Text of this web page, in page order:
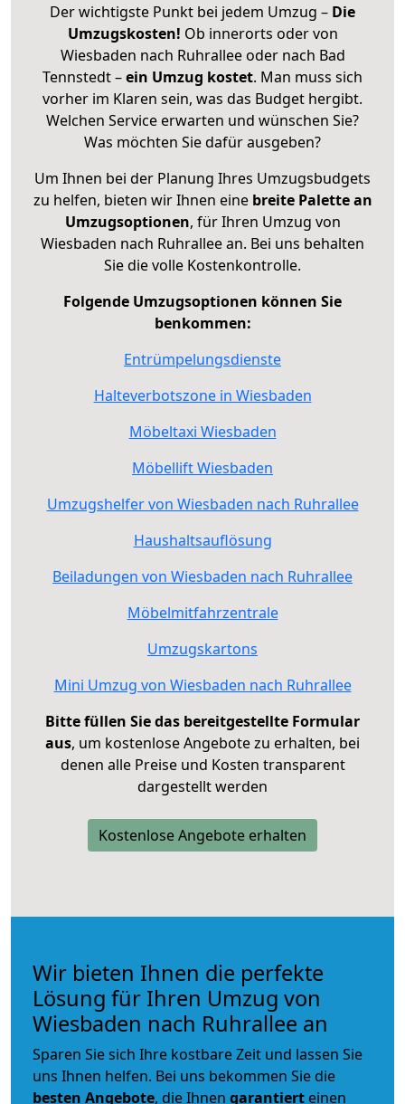
Der wichtigste Punkt bei jedem Umzug – Die
Umzugskosten! Ob innerorts oder von
Wiesbaden nach Ruhrallee oder nach Bad
Tennstedt –ein Umzug kostet. Man muss sich
vorher im Klaren sein, was das Budget hergibt.
Welchen Service erwarten und wünschen Sie?
Was möchten Sie dafür ausgeben?
Um Ihnen bei der Planung Ihres Umzugsbudgets
zu helfen, bieten wir Ihnen eine breite Palette an
Umzugsoptionen, für Ihren Umzug von
Wiesbaden nach Ruhrallee an. Bei uns behalten
Sie die volle Kostenkontrolle.
Folgende Umzugsoptionen können Sie
benkommen:
Entrümpelungsdienste
Halteverbotszone in Wiesbaden
Möbeltaxi Wiesbaden
Möbellift Wiesbaden
Umzugshelfer von Wiesbaden nach Ruhrallee
Haushaltsauflösung
Beiladungen von Wiesbaden nach Ruhrallee
Möbelmitfahrzentrale
Umzugskartons
Mini Umzug von Wiesbaden nach Ruhrallee
Bitte füllen Sie das bereitgestellte Formular
aus, um kostenlose Angebote zu erhalten, bei
denen alle Preise und Kosten transparent
dargestellt werden
Kostenlose Angebote erhalten
Wir bieten Ihnen die perfekte
Lösung für Ihren Umzug von
Wiesbaden nach Ruhrallee an
Sparen Sie sich Ihre kostbare Zeit und lassen Sie
uns Ihnen helfen. Bei uns bekommen Sie die
besten Angebote, die Ihnen garantiert einen